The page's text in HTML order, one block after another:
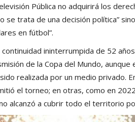
Pública no adquirirá los
se trata de una decisión política”
en fútbol”.
ininterrumpida de 52
de la Copa del Mundo,
realizada por un medio privado.
el torneo; en otras, como en
alcanzó a cubrir todo el territorio